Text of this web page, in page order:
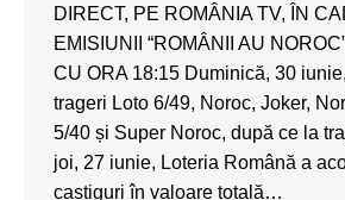
DIRECT, PE ROMÂNIA TV, ÎN
EMISIUNII “ROMÂNII AU
CU ORA 18:15 Duminică, 30
trageri Loto 6/49, Noroc, Joker,
5/40 și Super Noroc, după ce la
joi, 27 iunie, Loteria Română a
castiguri în valoare totală…